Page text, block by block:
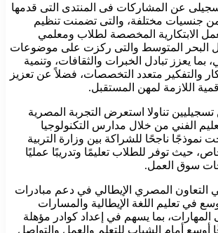
عن المشاركات فى المنتدى التى قدمها
جنسيات مختلفة، والتى تضمنت تنظيم
الابتكارية المخصصة لطلاب ومعلمي
البحر المتوسط والتى ركزت على موضوعات
بما يعزز تبادل الخبرات والثقافات، وتنمية
والتفكير متعدد التخصصات، فضلاً عن تعزيز
اللازمة لمهن المستقبل.
تناولا استعرض التجربة المصرية
الفني من خلال مدارس التكنولوجيا
نموذجًا ناجحًا للشراكة بين وزارة التربية
حيث توفر للطلاب تعليمًا وتدريبًا عمليًا
سوق العمل.
التعاون المصري الإيطالي في دعم مبادرات
في تعليم اللغة الإيطالية والمسارات
المهارات، بما يسهم في إعداد كوادر مؤهلة
أوسع أمام الشباب للتعلم والعمل والتواصل